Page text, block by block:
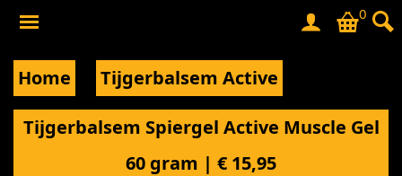
0
Home Tijgerbalsem Active
Tijgerbalsem Spiergel Active Muscle Gel
60 gram | € 15,95